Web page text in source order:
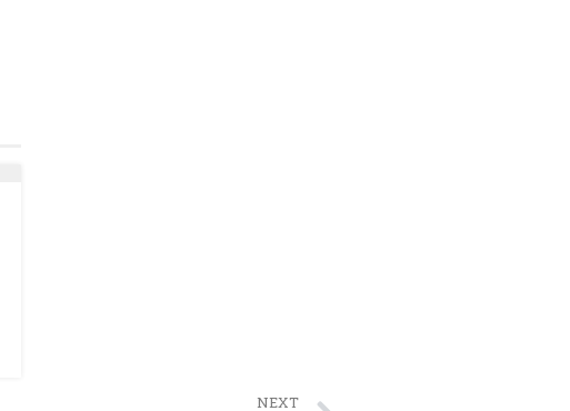
NEXT